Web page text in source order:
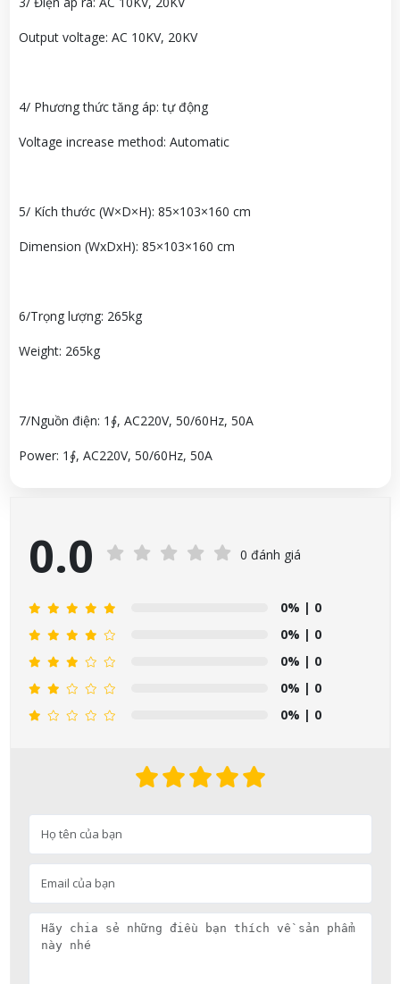
Output voltage: AC 10KV, 20KV
4/ Phương thức tăng áp: tự động
Voltage increase method: Automatic
5/ Kích thước (W×D×H): 85×103×160 cm
Dimension (WxDxH): 85×103×160 cm
6/Trọng lượng: 265kg
Weight: 265kg
7/Nguồn điện: 1∮, AC220V, 50/60Hz, 50A
Power: 1∮, AC220V, 50/60Hz, 50A
0.0 0 đánh giá
0% | 0
0% | 0
0% | 0
0% | 0
0% | 0